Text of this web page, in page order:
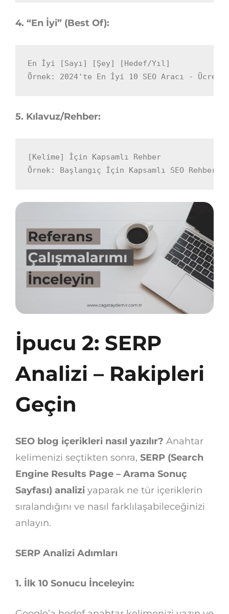
4. “En İyi” (Best Of):
En İyi [Sayı] [Şey] [Hedef/Yıl]
Örnek: 2024'te En İyi 10 SEO Aracı -
5. Kılavuz/Rehber:
[Kelime] İçin Kapsamlı Rehber
Örnek: Başlangıç İçin Kapsamlı SEO Rehberi
İpucu 2: SERP
Analizi – Rakipleri
Geçin
SEO blog içerikleri nasıl yazılır? Anahtar
kelimenizi seçtikten sonra, SERP (Search
Engine Results Page – Arama Sonuç
Sayfası) analizi yaparak ne tür içeriklerin
sıralandığını ve nasıl farklılaşabileceğinizi
anlayın.
SERP Analizi Adımları
1. İlk 10 Sonucu İnceleyin: